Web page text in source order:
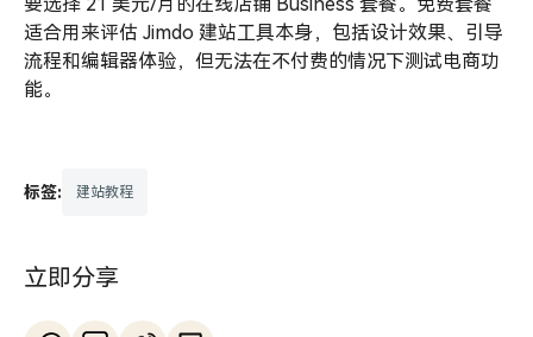
要选择 21 美元/月的在线店铺 Business 套餐。免费套餐
适合用来评估 Jimdo 建站工具本身，包括设计效果、引导
流程和编辑器体验，但无法在不付费的情况下测试电商功
能。
标签: 建站教程
立即分享